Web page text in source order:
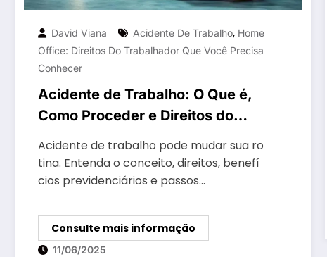
David Viana Acidente De Trabalho, Home
Office: Direitos Do Trabalhador Que Você Precisa
Conhecer
Acidente de Trabalho: O Que é,
Como Proceder e Direitos do
Trabalhador
Acidente de trabalho pode mudar sua ro
tina. Entenda o conceito, direitos, benefí
cios previdenciários e passos…
Consulte mais informação
11/06/2025